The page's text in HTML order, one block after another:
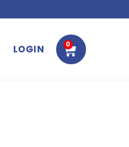
LOGIN 0